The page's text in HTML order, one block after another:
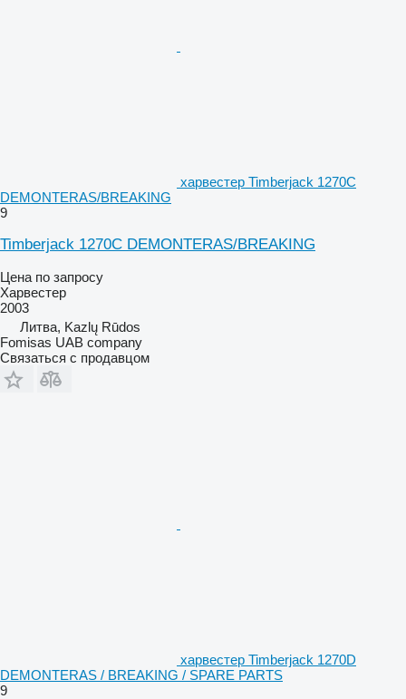
харвестер Timberjack 1270C
DEMONTERAS/BREAKING
9
Timberjack 1270C DEMONTERAS/BREAKING
Цена по запросу
Харвестер
2003
Литва, Kazlų Rūdos
Fomisas UAB company
Связаться с продавцом
харвестер Timberjack 1270D
DEMONTERAS / BREAKING / SPARE PARTS
9